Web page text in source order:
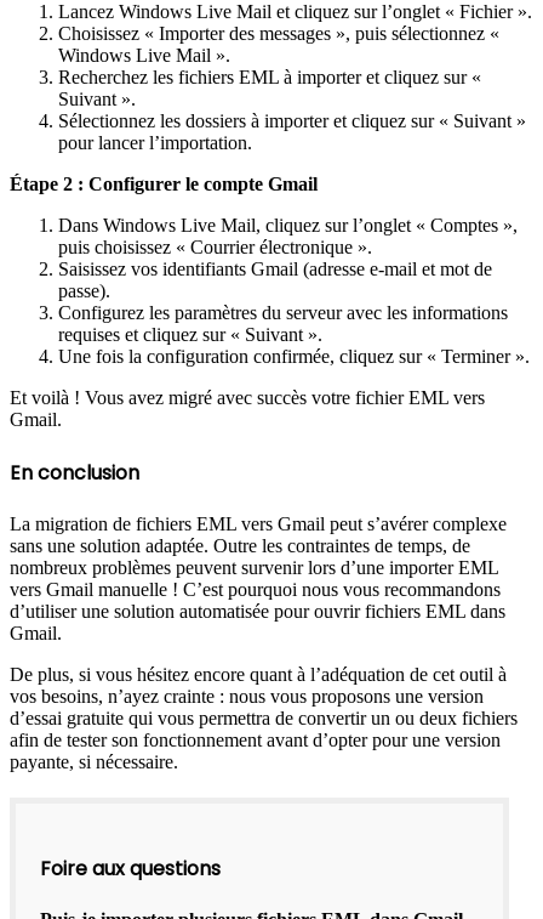
Lancez Windows Live Mail et cliquez sur l’onglet « Fichier ».
Choisissez « Importer des messages », puis sélectionnez «
Windows Live Mail ».
Recherchez les fichiers EML à importer et cliquez sur «
Suivant ».
Sélectionnez les dossiers à importer et cliquez sur « Suivant »
pour lancer l’importation.
Étape 2 : Configurer le compte Gmail
Dans Windows Live Mail, cliquez sur l’onglet « Comptes »,
puis choisissez « Courrier électronique ».
Saisissez vos identifiants Gmail (adresse e-mail et mot de
passe).
Configurez les paramètres du serveur avec les informations
requises et cliquez sur « Suivant ».
Une fois la configuration confirmée, cliquez sur « Terminer ».
Et voilà ! Vous avez migré avec succès votre fichier EML vers
Gmail.
En conclusion
La migration de fichiers EML vers Gmail peut s’avérer complexe
sans une solution adaptée. Outre les contraintes de temps, de
nombreux problèmes peuvent survenir lors d’une importer EML
vers Gmail manuelle ! C’est pourquoi nous vous recommandons
d’utiliser une solution automatisée pour ouvrir fichiers EML dans
Gmail.
De plus, si vous hésitez encore quant à l’adéquation de cet outil à
vos besoins, n’ayez crainte : nous vous proposons une version
d’essai gratuite qui vous permettra de convertir un ou deux fichiers
afin de tester son fonctionnement avant d’opter pour une version
payante, si nécessaire.
Foire aux questions